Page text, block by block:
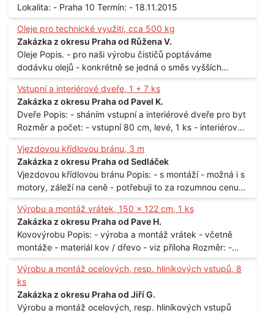
Lokalita: - Praha 10 Termín: - 18.11.2015
Oleje pro technické využití, cca 500 kg
Zakázka z okresu Praha od Růžena V.
Oleje Popis. - pro naši výrobu čističů poptáváme
dodávku olejů - konkrétně se jedná o směs vyšších
mastných kyselin s převahou olejové kyseliny - účelem je
technické využití - hustota při 20°C - cca 870 kg / m3
Balení: - po 190 kg v sudu Množství: - cca 500 kg - roční
spotřeba Lokalita: - Praha
Vstupní a interiérové dveře, 1 + 7 ks
Zakázka z okresu Praha od Pavel K.
Dveře Popis: - sháním vstupní a interiérové dveře pro byt
Rozměr a počet: - vstupní 80 cm, levé, 1 ks - interiérové
80 cm, levé, 2 ks - 80 cm, pravé, 3 ks - 60 cm, levé, 2 ks
Lokalita: - Praha 10
Vjezdovou křídlovou bránu, 3 m
Zakázka z okresu Praha od Sedláček
Vjezdovou křídlovou bránu Popis: - s montáží - možná i s
motory, záleží na ceně - potřebuji to za rozumnou cenu
Materiál: - ocel Množství: - 1 ks Velikost: - 3 m Lokalita: -
Praha
Výrobu a montáž vrátek, 150 x 122 cm, 1 ks
Zakázka z okresu Praha od Pave H.
Kovovýrobu Popis: - výroba a montáž vrátek - včetně
montáže - materiál kov / dřevo - viz příloha Rozměr: -
150 x 122 cm Lokalita: - Senohraby Nabídky na e-mail.
Výrobu a montáž ocelových, resp. hliníkových vstupů, 8
ks
Zakázka z okresu Praha od Jiří G.
Výrobu a montáž ocelových, resp. hliníkových vstupů